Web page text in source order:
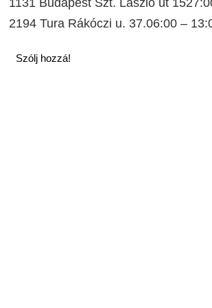
2194 Tura Rákóczi u. 37.06:00 –
Szólj hozzá!